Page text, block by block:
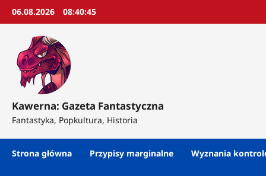
Przejdź
06.08.2026 08:40:47
Kawerna: Gazeta Fantastyczna
Fantastyka, Popkultura, Historia
Strona główna Przypisy marginalne Wyznania